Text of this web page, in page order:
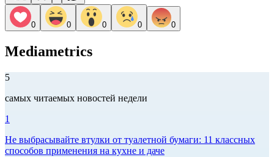
0 0 0 0 0
Mediametrics
5
самых читаемых новостей недели
1
Не выбрасывайте втулки от туалетной бумаги: 11 классных
способов применения на кухне и даче